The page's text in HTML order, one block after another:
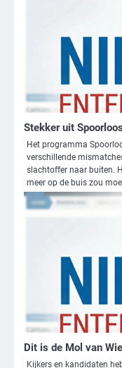
Stekker uit
Het programma
verschillende
slachtoffer naar buiten.
meer op de buis zou
Dit is de Mol van
Kijkers en kandidaten